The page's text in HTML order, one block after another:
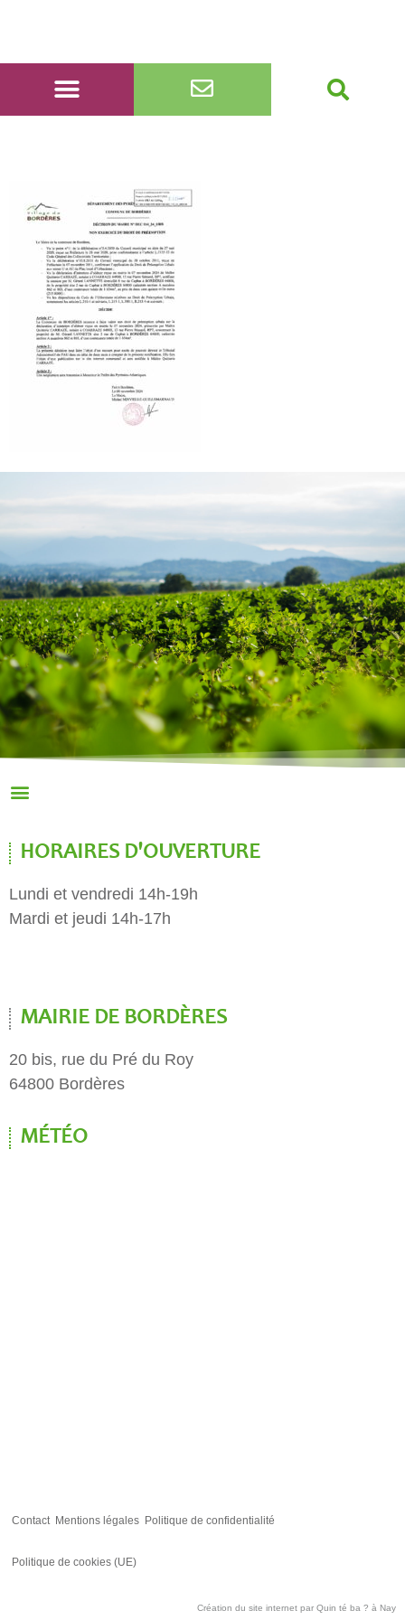
HORAIRES D'OUVERTURE
Lundi et vendredi 14h-19h
Mardi et jeudi 14h-17h
MAIRIE DE BORDÈRES
20 bis, rue du Pré du Roy
64800 Bordères
MÉTÉO
Contact Mentions légales Politique de confidentialité
Politique de cookies (UE)
Création du site internet par Quin té ba ? à Nay